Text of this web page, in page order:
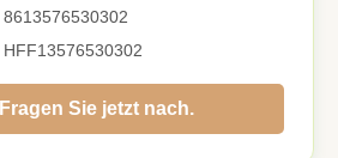
8613576530302
HFF13576530302
Fragen Sie jetzt nach.